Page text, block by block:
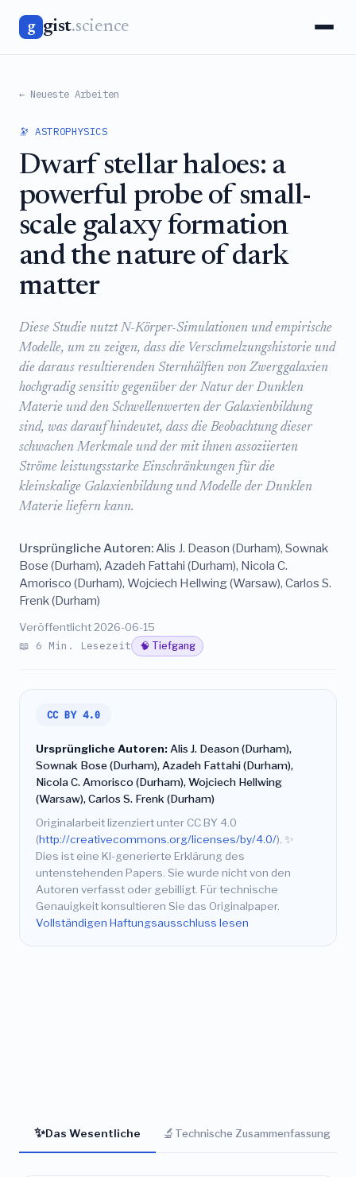
g gist.science
← Neueste Arbeiten
🔭 ASTROPHYSICS
Dwarf stellar haloes: a
powerful probe of small-
scale galaxy formation
and the nature of dark
matter
Diese Studie nutzt N-Körper-Simulationen und empirische
Modelle, um zu zeigen, dass die Verschmelzungshistorie und
die daraus resultierenden Sternhälften von Zwerggalaxien
hochgradig sensitiv gegenüber der Natur der Dunklen
Materie und den Schwellenwerten der Galaxienbildung
sind, was darauf hindeutet, dass die Beobachtung dieser
schwachen Merkmale und der mit ihnen assoziierten
Ströme leistungsstarke Einschränkungen für die
kleinskalige Galaxienbildung und Modelle der Dunklen
Materie liefern kann.
Ursprüngliche Autoren:Alis J. Deason (Durham), Sownak
Bose (Durham), Azadeh Fattahi (Durham), Nicola C.
Amorisco (Durham), Wojciech Hellwing (Warsaw), Carlos S.
Frenk (Durham)
Veröffentlicht 2026-06-15
📖 6 Min. Lesezeit 🧠 Tiefgang
CC BY 4.0
Ursprüngliche Autoren: Alis J. Deason (Durham),
Sownak Bose (Durham), Azadeh Fattahi (Durham),
Nicola C. Amorisco (Durham), Wojciech Hellwing
(Warsaw), Carlos S. Frenk (Durham)
Originalarbeit lizenziert unter CC BY 4.0
(http://creativecommons.org/licenses/by/4.0/). ✨
Dies ist eine KI-generierte Erklärung des
untenstehenden Papers. Sie wurde nicht von den
Autoren verfasst oder gebilligt. Für technische
Genauigkeit konsultieren Sie das Originalpaper.
Vollständigen Haftungsausschluss lesen
✨Das Wesentliche 🔬 Technische Zusammenfassung